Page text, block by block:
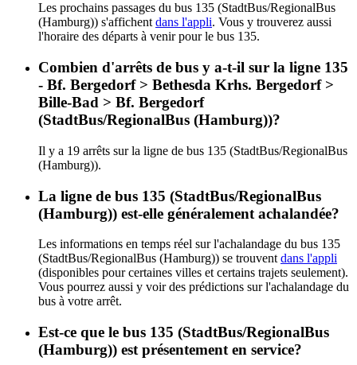
Les prochains passages du bus 135 (StadtBus/RegionalBus
(Hamburg)) s'affichent dans l'appli. Vous y trouverez aussi
l'horaire des départs à venir pour le bus 135.
Combien d'arrêts de bus y a-t-il sur la ligne 135
- Bf. Bergedorf > Bethesda Krhs. Bergedorf >
Bille-Bad > Bf. Bergedorf
(StadtBus/RegionalBus (Hamburg))?
Il y a 19 arrêts sur la ligne de bus 135 (StadtBus/RegionalBus
(Hamburg)).
La ligne de bus 135 (StadtBus/RegionalBus
(Hamburg)) est-elle généralement achalandée?
Les informations en temps réel sur l'achalandage du bus 135
(StadtBus/RegionalBus (Hamburg)) se trouvent dans l'appli
(disponibles pour certaines villes et certains trajets seulement).
Vous pourrez aussi y voir des prédictions sur l'achalandage du
bus à votre arrêt.
Est-ce que le bus 135 (StadtBus/RegionalBus
(Hamburg)) est présentement en service?